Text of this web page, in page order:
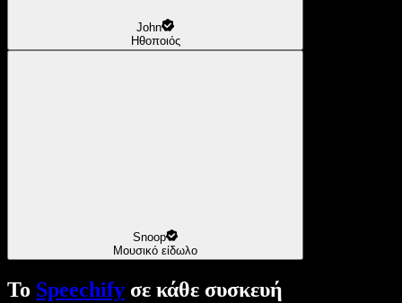
John
Ηθοποιός
Snoop
Μουσικό είδωλο
Το Speechify σε κάθε συσκευή